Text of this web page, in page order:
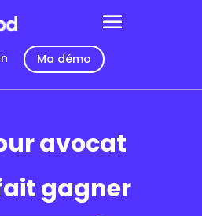
Ma démo
avocat
gagner